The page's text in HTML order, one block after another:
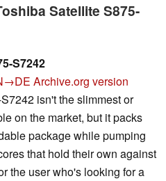
Satellite S875-
S7242
Archive.org version
isn't the slimmest or
on the market, but it packs
package while pumping
that hold their own against
the user who's looking for a